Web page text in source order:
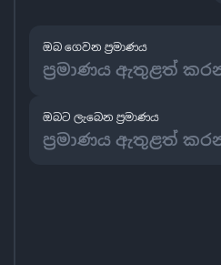
ඔබ ගෙවන ප්‍රමාණය
ඔබට ලැබෙන ප්‍රමාණය